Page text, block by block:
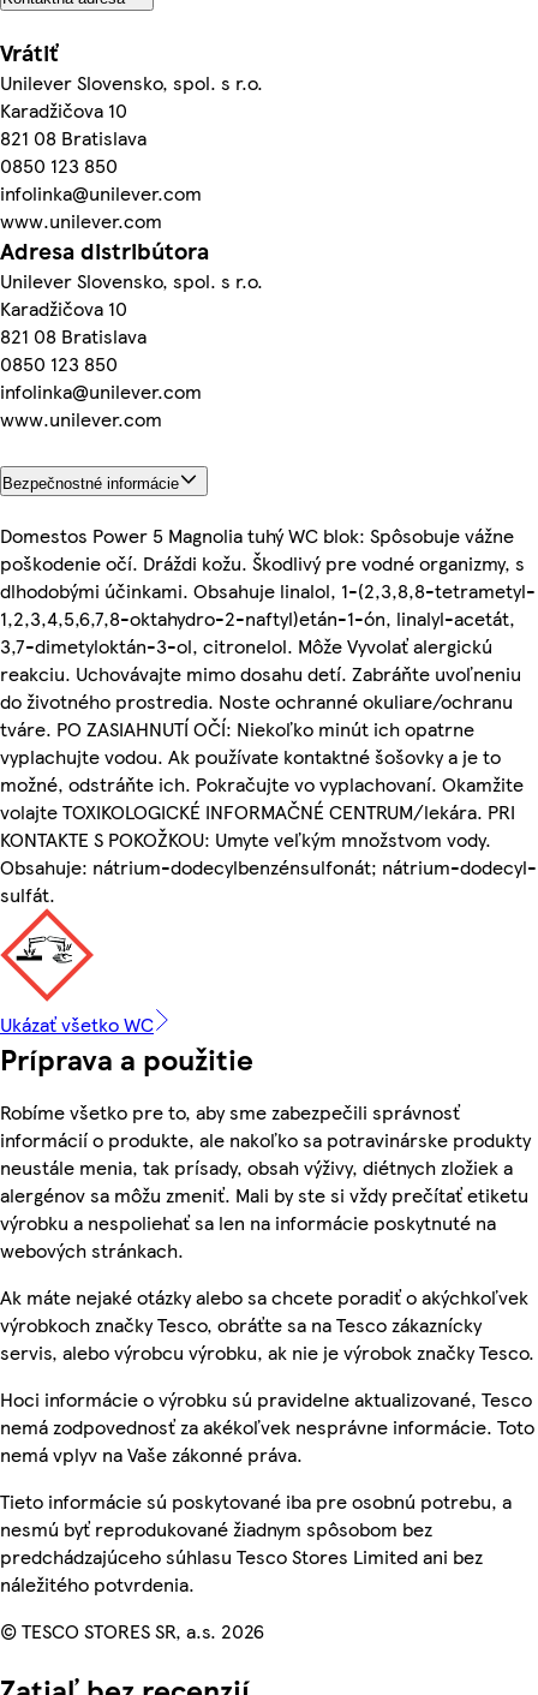
Vrátiť
Unilever Slovensko, spol. s r.o.
Karadžičova 10
821 08 Bratislava
0850 123 850
infolinka@unilever.com
www.unilever.com
Adresa distribútora
Unilever Slovensko, spol. s r.o.
Karadžičova 10
821 08 Bratislava
0850 123 850
infolinka@unilever.com
www.unilever.com
Bezpečnostné informácie
Domestos Power 5 Magnolia tuhý WC blok: Spôsobuje vážne
poškodenie očí. Dráždi kožu. Škodlivý pre vodné organizmy, s
dlhodobými účinkami. Obsahuje linalol, 1-(2,3,8,8-tetrametyl-
1,2,3,4,5,6,7,8-oktahydro-2-naftyl)etán-1-ón, linalyl-acetát,
3,7-dimetyloktán-3-ol, citronelol. Môže Vyvolať alergickú
reakciu. Uchovávajte mimo dosahu detí. Zabráňte uvoľneniu
do životného prostredia. Noste ochranné okuliare/ochranu
tváre. PO ZASIAHNUTÍ OČÍ: Niekoľko minút ich opatrne
vyplachujte vodou. Ak používate kontaktné šošovky a je to
možné, odstráňte ich. Pokračujte vo vyplachovaní. Okamžite
volajte TOXIKOLOGICKÉ INFORMAČNÉ CENTRUM/lekára. PRI
KONTAKTE S POKOŽKOU: Umyte veľkým množstvom vody.
Obsahuje: nátrium-dodecylbenzénsulfonát; nátrium-dodecyl-
sulfát.
Ukázať všetko WC
Príprava a použitie
Robíme všetko pre to, aby sme zabezpečili správnosť
informácií o produkte, ale nakoľko sa potravinárske produkty
neustále menia, tak prísady, obsah výživy, diétnych zložiek a
alergénov sa môžu zmeniť. Mali by ste si vždy prečítať etiketu
výrobku a nespoliehať sa len na informácie poskytnuté na
webových stránkach.
Ak máte nejaké otázky alebo sa chcete poradiť o akýchkoľvek
výrobkoch značky Tesco, obráťte sa na Tesco zákaznícky
servis, alebo výrobcu výrobku, ak nie je výrobok značky Tesco.
Hoci informácie o výrobku sú pravidelne aktualizované, Tesco
nemá zodpovednosť za akékoľvek nesprávne informácie. Toto
nemá vplyv na Vaše zákonné práva.
Tieto informácie sú poskytované iba pre osobnú potrebu, a
nesmú byť reprodukované žiadnym spôsobom bez
predchádzajúceho súhlasu Tesco Stores Limited ani bez
náležitého potvrdenia.
© TESCO STORES SR, a.s. 2026